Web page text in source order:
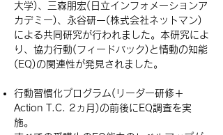
大学)、三森朋宏(日立インフォメーションア
カデミー)、永谷研一(株式会社ネットマン)
による共同研究が行われました。本研究によ
り、協力行動(フィードバック)と情動の知能
(EQ)の関連性が発見されました。
行動習慣化プログラム(リーダー研修＋
Action T.C. 2ヵ月)の前後にEQ調査を実
施。